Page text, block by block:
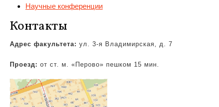
Научные конференции
Контакты
Адрес факультета: ул. 3-я Владимирская, д. 7
Проезд: от ст. м. «Перово» пешком 15 мин.